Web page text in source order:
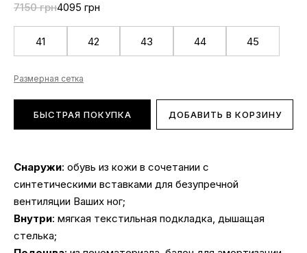
7150 грн4095 грн
41 42 43 44 45
Размерная сетка
БЫСТРАЯ ПОКУПКА ДОБАВИТЬ В КОРЗИНУ
Снаружи: обувь из кожи в сочетании с
синтетическими вставками для безупречной
вентиляции Ваших ног;
Внутри: мягкая текстильная подкладка, дышащая
стелька;